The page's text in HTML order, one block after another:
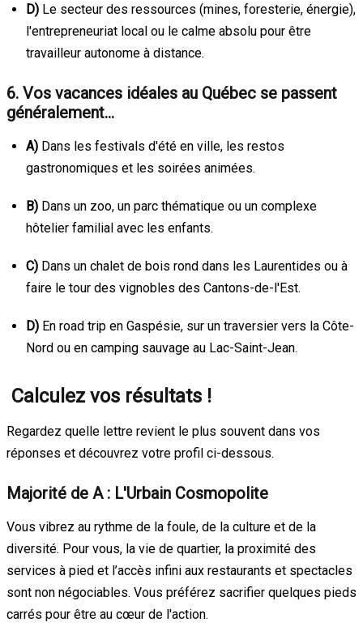
D) Le secteur des ressources (mines, foresterie, énergie),
l'entrepreneuriat local ou le calme absolu pour être
travailleur autonome à distance.
6. Vos vacances idéales au Québec se passent
généralement…
A) Dans les festivals d'été en ville, les restos
gastronomiques et les soirées animées.
B) Dans un zoo, un parc thématique ou un complexe
hôtelier familial avec les enfants.
C) Dans un chalet de bois rond dans les Laurentides ou à
faire le tour des vignobles des Cantons-de-l'Est.
D) En road trip en Gaspésie, sur un traversier vers la Côte-
Nord ou en camping sauvage au Lac-Saint-Jean.
Calculez vos résultats !
Regardez quelle lettre revient le plus souvent dans vos
réponses et découvrez votre profil ci-dessous.
Majorité de A : L'Urbain Cosmopolite
Vous vibrez au rythme de la foule, de la culture et de la
diversité. Pour vous, la vie de quartier, la proximité des
services à pied et l’accès infini aux restaurants et spectacles
sont non négociables. Vous préférez sacrifier quelques pieds
carrés pour être au cœur de l'action.